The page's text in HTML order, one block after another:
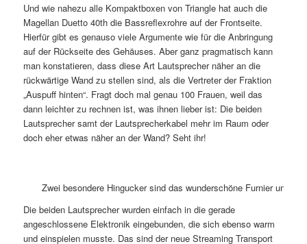
Und wie nahezu alle Kompaktboxen von Triangle hat auch die
Magellan Duetto 40th die Bassreflexrohre auf der Frontseite.
Hierfür gibt es genauso viele Argumente wie für die Anbringung
auf der Rückseite des Gehäuses. Aber ganz pragmatisch kann
man konstatieren, dass diese Art Lautsprecher näher an die
rückwärtige Wand zu stellen sind, als die Vertreter der Fraktion
„Auspuff hinten“. Fragt doch mal genau 100 Frauen, weil das
dann leichter zu rechnen ist, was ihnen lieber ist: Die beiden
Lautsprecher samt der Lautsprecherkabel mehr im Raum oder
doch eher etwas näher an der Wand? Seht ihr!
Zwei besondere Hingucker sind das wunderschöne Furnier und
Die beiden Lautsprecher wurden einfach in die gerade
angeschlossene Elektronik eingebunden, die sich ebenso warm
und einspielen musste. Das sind der neue Streaming Transport